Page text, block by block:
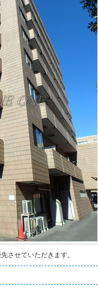
させていただきます。